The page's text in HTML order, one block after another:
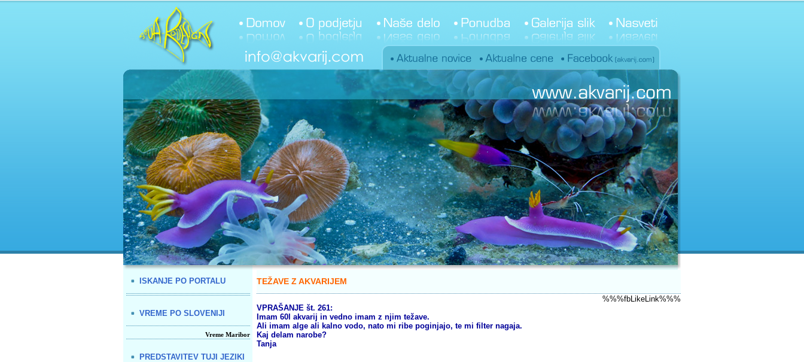
ISKANJE PO PORTALU
VREME PO SLOVENIJI
Vreme Maribor
PREDSTAVITEV TUJI JEZIKI
TEŽAVE Z AKVARIJEM
%%%fbLikeLink%%%
VPRAŠANJE št. 261:
Imam 60l akvarij in vedno imam z njim težave.
Ali imam alge ali kalno vodo, nato mi ribe poginjajo, te mi filter nagaja.
Kaj delam narobe?
Tanja